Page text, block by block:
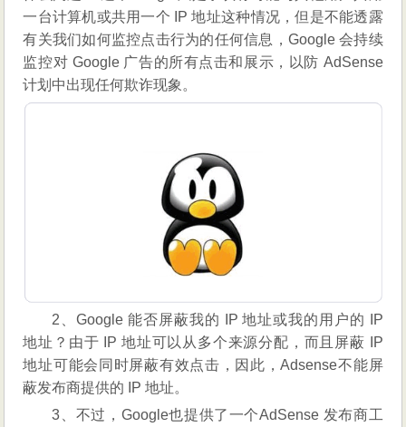
一台计算机或共用一个 IP 地址这种情况，但是不能透露
有关我们如何监控点击行为的任何信息，Google 会持续
监控对 Google 广告的所有点击和展示，以防 AdSense
计划中出现任何欺诈现象。
2、Google 能否屏蔽我的 IP 地址或我的用户的 IP
地址？由于 IP 地址可以从多个来源分配，而且屏蔽 IP
地址可能会同时屏蔽有效点击，因此，Adsense不能屏
蔽发布商提供的 IP 地址。
3、不过，Google也提供了一个AdSense 发布商工